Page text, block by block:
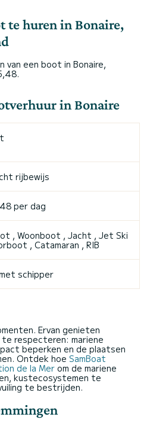
te huren in Bonaire,
een boot in Bonaire,
in Bonaire
rijbewijs
per dag
, Woonboot , Jacht , Jet Ski
, Catamaran , RIB
schipper
Ervan genieten
respecteren: mariene
beperken en de plaatsen
Ontdek hoe SamBoat
de la Mer om de mariene
kustecosystemen te
te bestrijden.